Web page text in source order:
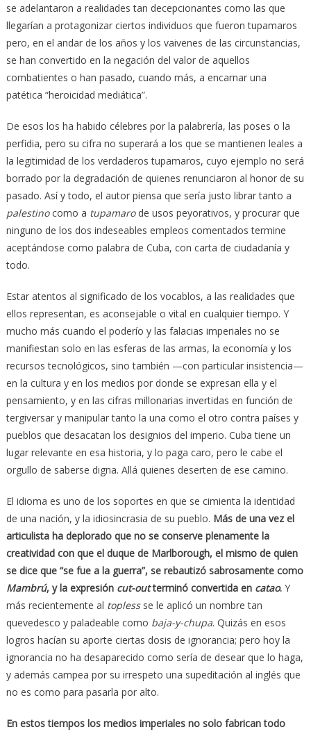
se adelantaron a realidades tan decepcionantes como las que
llegarían a protagonizar ciertos individuos que fueron tupamaros
pero, en el andar de los años y los vaivenes de las circunstancias,
se han convertido en la negación del valor de aquellos
combatientes o han pasado, cuando más, a encarnar una
patética “heroicidad mediática”.
De esos los ha habido célebres por la palabrería, las poses o la
perfidia, pero su cifra no superará a los que se mantienen leales a
la legitimidad de los verdaderos tupamaros, cuyo ejemplo no será
borrado por la degradación de quienes renunciaron al honor de su
pasado. Así y todo, el autor piensa que sería justo librar tanto a
palestinocomo a tupamarode usos peyorativos, y procurar que
ninguno de los dos indeseables empleos comentados termine
aceptándose como palabra de Cuba, con carta de ciudadanía y
todo.
Estar atentos al significado de los vocablos, a las realidades que
ellos representan, es aconsejable o vital en cualquier tiempo. Y
mucho más cuando el poderío y las falacias imperiales no se
manifiestan solo en las esferas de las armas, la economía y los
recursos tecnológicos, sino también —con particular insistencia—
en la cultura y en los medios por donde se expresan ella y el
pensamiento, y en las cifras millonarias invertidas en función de
tergiversar y manipular tanto la una como el otro contra países y
pueblos que desacatan los designios del imperio. Cuba tiene un
lugar relevante en esa historia, y lo paga caro, pero le cabe el
orgullo de saberse digna. Allá quienes deserten de ese camino.
El idioma es uno de los soportes en que se cimienta la identidad
de una nación, y la idiosincrasia de su pueblo. Más de una vez el
articulista ha deplorado que no se conserve plenamente la
creatividad con que el duque de Marlborough, el mismo de quien
se dice que “se fue a la guerra”, se rebautizó sabrosamente como
Mambrú, y la expresión cut-outterminó convertida en catao.Y
más recientemente al toplessse le aplicó un nombre tan
quevedesco y paladeable como baja-y-chupa. Quizás en esos
logros hacían su aporte ciertas dosis de ignorancia; pero hoy la
ignorancia no ha desaparecido como sería de desear que lo haga,
y además campea por su irrespeto una supeditación al inglés que
no es como para pasarla por alto.
En estos tiempos los medios imperiales no solo fabrican todo